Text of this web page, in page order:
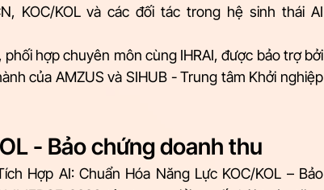
KOC/KOL và các đối tác trong hệ sinh thái AI
hợp chuyên môn cùng IHRAI, được bảo trợ bởi
của AMZUS và SIHUB - Trung tâm Khởi nghiệp
- Bảo chứng doanh thu
Hợp AI: Chuẩn Hóa Năng Lực KOC/KOL – Bảo